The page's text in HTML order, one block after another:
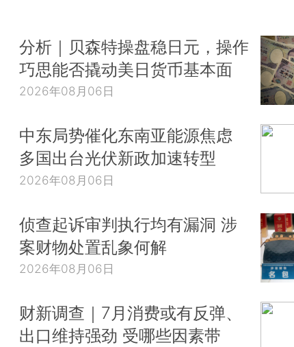
分析｜贝森特操盘稳日元，操作
巧思能否撬动美日货币基本面
2026年08月06日
中东局势催化东南亚能源焦虑
多国出台光伏新政加速转型
2026年08月06日
侦查起诉审判执行均有漏洞 涉
案财物处置乱象何解
2026年08月06日
财新调查｜7月消费或有反弹、
出口维持强劲 受哪些因素带